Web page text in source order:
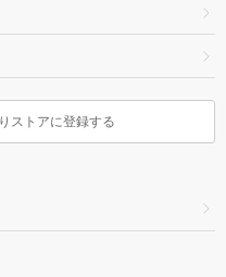
ストアに登録する